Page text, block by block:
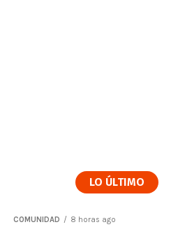
LO ÚLTIMO
COMUNIDAD 8 horas ago